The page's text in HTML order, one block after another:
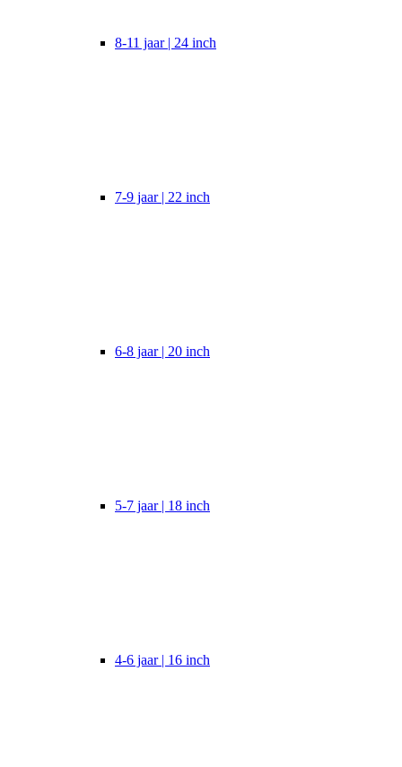
8-11 jaar | 24 inch
7-9 jaar | 22 inch
6-8 jaar | 20 inch
5-7 jaar | 18 inch
4-6 jaar | 16 inch